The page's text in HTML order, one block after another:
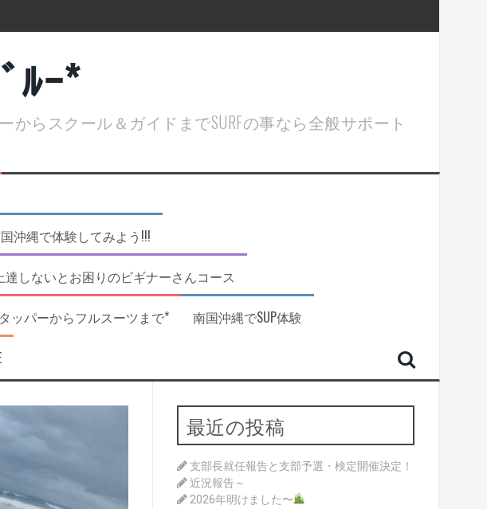
ﾙｰ*
からスクール＆ガイドまでSURFの事なら全般サポート
縄で体験してみよう!!!
達しないとお困りのビギナーさんコース
タッパーからフルスーツまで* 南国沖縄でSUP体験
最近の投稿
支部長就任報告と支部予選・検定開催決定！
近況報告～
2026年明けました〜